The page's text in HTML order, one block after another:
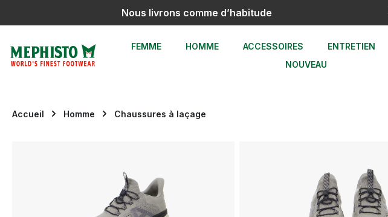
Passer à la navigation principaleNous livrons comme d’habitude
FEMME HOMME ACCESSOIRES ENTRETIEN
NOUVEAU
Accueil Homme Chaussures à laçage